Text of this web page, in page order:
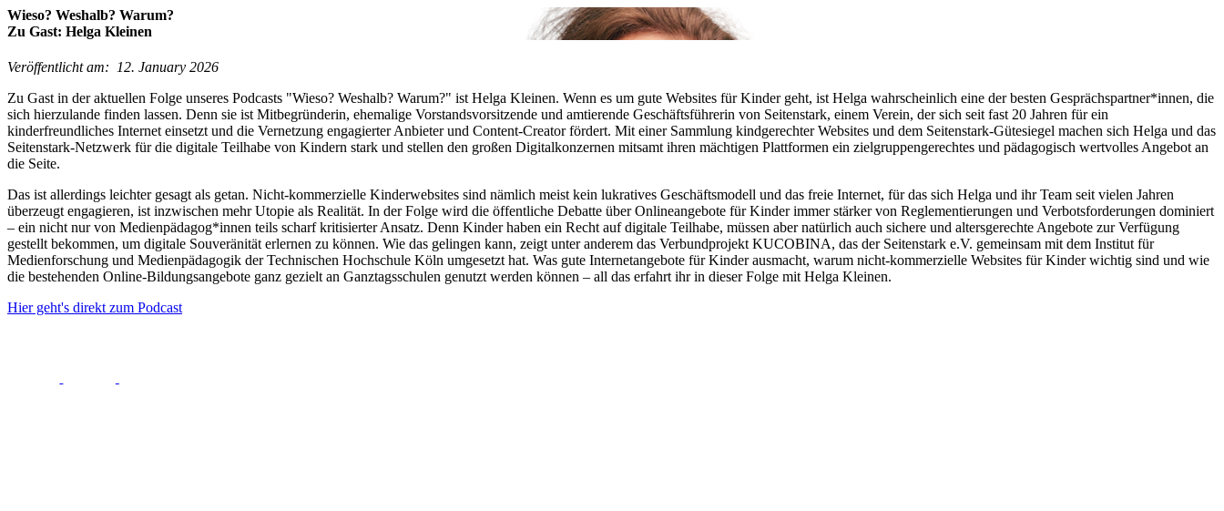
Wieso? Weshalb? Warum?
Zu Gast: Helga Kleinen
Veröffentlicht am: 12. January 2026
Zu Gast in der aktuellen Folge unseres Podcasts "Wieso? Weshalb? Warum?" ist Helga Kleinen. Wenn es um gute Websites für Kinder geht, ist Helga wahrscheinlich eine der besten Gesprächspartner*innen, die
sich hierzulande finden lassen. Denn sie ist Mitbegründerin, ehemalige Vorstandsvorsitzende und amtierende Geschäftsführerin von Seitenstark, einem Verein, der sich seit fast 20 Jahren für ein
kinderfreundliches Internet einsetzt und die Vernetzung engagierter Anbieter und Content-Creator fördert. Mit einer Sammlung kindgerechter Websites und dem Seitenstark-Gütesiegel machen sich Helga und das
Seitenstark-Netzwerk für die digitale Teilhabe von Kindern stark und stellen den großen Digitalkonzernen mitsamt ihren mächtigen Plattformen ein zielgruppengerechtes und pädagogisch wertvolles Angebot an
die Seite.
Das ist allerdings leichter gesagt als getan. Nicht-kommerzielle Kinderwebsites sind nämlich meist kein lukratives Geschäftsmodell und das freie Internet, für das sich Helga und ihr Team seit vielen Jahren
überzeugt engagieren, ist inzwischen mehr Utopie als Realität. In der Folge wird die öffentliche Debatte über Onlineangebote für Kinder immer stärker von Reglementierungen und Verbotsforderungen dominiert
– ein nicht nur von Medienpädagog*innen teils scharf kritisierter Ansatz. Denn Kinder haben ein Recht auf digitale Teilhabe, müssen aber natürlich auch sichere und altersgerechte Angebote zur Verfügung
gestellt bekommen, um digitale Souveränität erlernen zu können. Wie das gelingen kann, zeigt unter anderem das Verbundprojekt KUCOBINA, das der Seitenstark e.V. gemeinsam mit dem Institut für
Medienforschung und Medienpädagogik der Technischen Hochschule Köln umgesetzt hat. Was gute Internetangebote für Kinder ausmacht, warum nicht-kommerzielle Websites für Kinder wichtig sind und wie
die bestehenden Online-Bildungsangebote ganz gezielt an Ganztagsschulen genutzt werden können – all das erfahrt ihr in dieser Folge mit Helga Kleinen.
Hier geht's direkt zum Podcast